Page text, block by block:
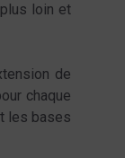
loin et
de
chaque
les bases